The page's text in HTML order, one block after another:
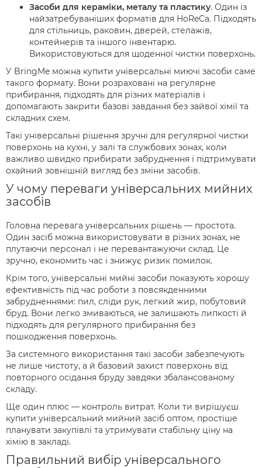
Засоби для кераміки, металу та пластику. Один із
найзатребуваніших форматів для HoReCa. Підходять
для стільниць, раковин, дверей, стелажів,
контейнерів та іншого інвентарю.
Використовуються для щоденної чистки поверхонь.
У BringMe можна купити універсальні миючі засоби саме
такого формату. Вони розраховані на регулярне
прибирання, підходять для різних матеріалів і
допомагають закрити базові завдання без зайвої хімії та
складних схем.
Такі універсальні рішення зручні для регулярної чистки
поверхонь на кухні, у залі та службових зонах, коли
важливо швидко прибирати забруднення і підтримувати
охайний зовнішній вигляд без зміни засобів.
У чому переваги універсальних мийних
засобів
Головна перевага універсальних рішень — простота.
Один засіб можна використовувати в різних зонах, не
плутаючи персонал і не перевантажуючи склад. Це
зручно, економить час і знижує ризик помилок.
Крім того, універсальні мийні засоби показують хорошу
ефективність під час роботи з повсякденними
забрудненнями: пил, сліди рук, легкий жир, побутовий
бруд. Вони легко змиваються, не залишають липкості й
підходять для регулярного прибирання без
пошкодження поверхонь.
За системного використання такі засоби забезпечують
не лише чистоту, а й базовий захист поверхонь від
повторного осідання бруду завдяки збалансованому
складу.
Ще один плюс — контроль витрат. Коли ти вирішуєш
купити універсальний мийний засіб оптом, простіше
планувати закупівлі та утримувати стабільну ціну на
хімію в закладі.
Правильний вибір універсального